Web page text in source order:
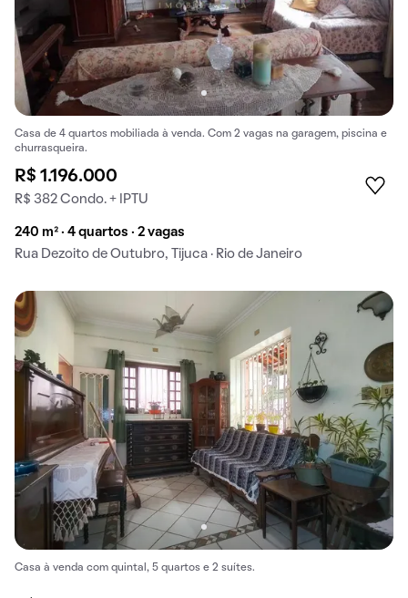
Casa de 4 quartos mobiliada à venda. Com 2 vagas na garagem, piscina e
churrasqueira.
R$ 1.196.000
R$ 382 Condo. + IPTU
240 m² · 4 quartos · 2 vagas
Rua Dezoito de Outubro, Tijuca · Rio de Janeiro
Casa à venda com quintal, 5 quartos e 2 suítes.